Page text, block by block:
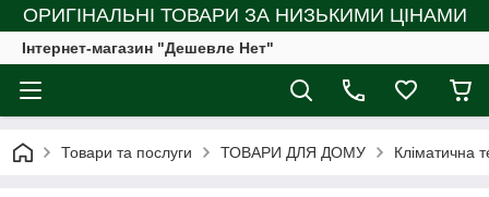
ОРИГІНАЛЬНІ ТОВАРИ ЗА НИЗЬКИМИ ЦІНАМИ
Інтернет-магазин "Дешевле Нет"
Товари та послуги ТОВАРИ ДЛЯ ДОМУ Кліматична